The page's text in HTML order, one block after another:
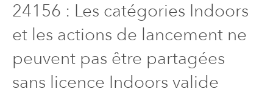
24156 : Les catégories Indoors
et les actions de lancement ne
peuvent pas être partagées
sans licence Indoors valide